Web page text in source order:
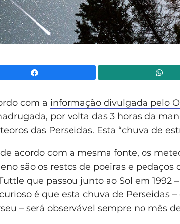
com a informação divulgada pelo
por volta das 3 horas da
das Perseidas. Esta “chuva de
acordo com a mesma fonte, os
são os restos de poeiras e
que passou junto ao Sol em 1992
é que esta chuva de Perseidas
– será observável sempre no mês